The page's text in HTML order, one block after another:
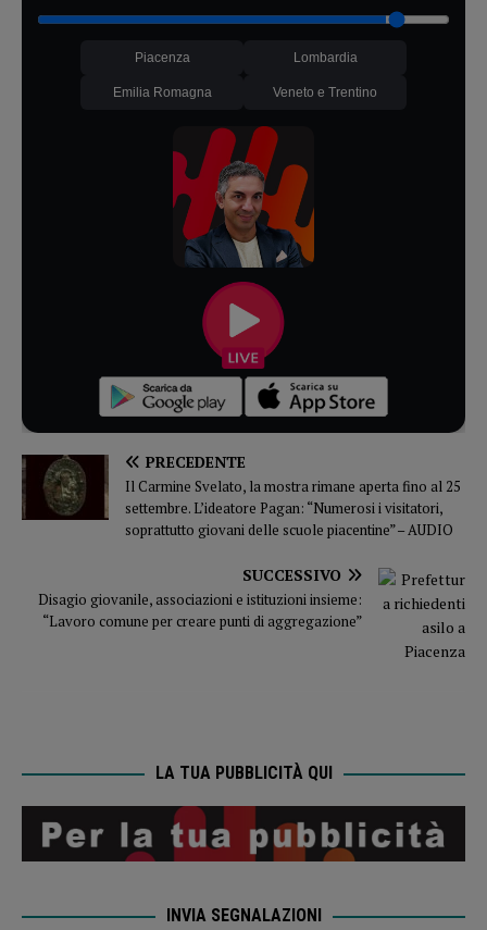
Piacenza Lombardia
Emilia Romagna Veneto e Trentino
PRECEDENTE
Il Carmine Svelato, la mostra rimane aperta fino al 25
settembre. L’ideatore Pagan: “Numerosi i visitatori,
soprattutto giovani delle scuole piacentine” – AUDIO
SUCCESSIVO
Disagio giovanile, associazioni e istituzioni insieme:
“Lavoro comune per creare punti di aggregazione”
LA TUA PUBBLICITÀ QUI
INVIA SEGNALAZIONI